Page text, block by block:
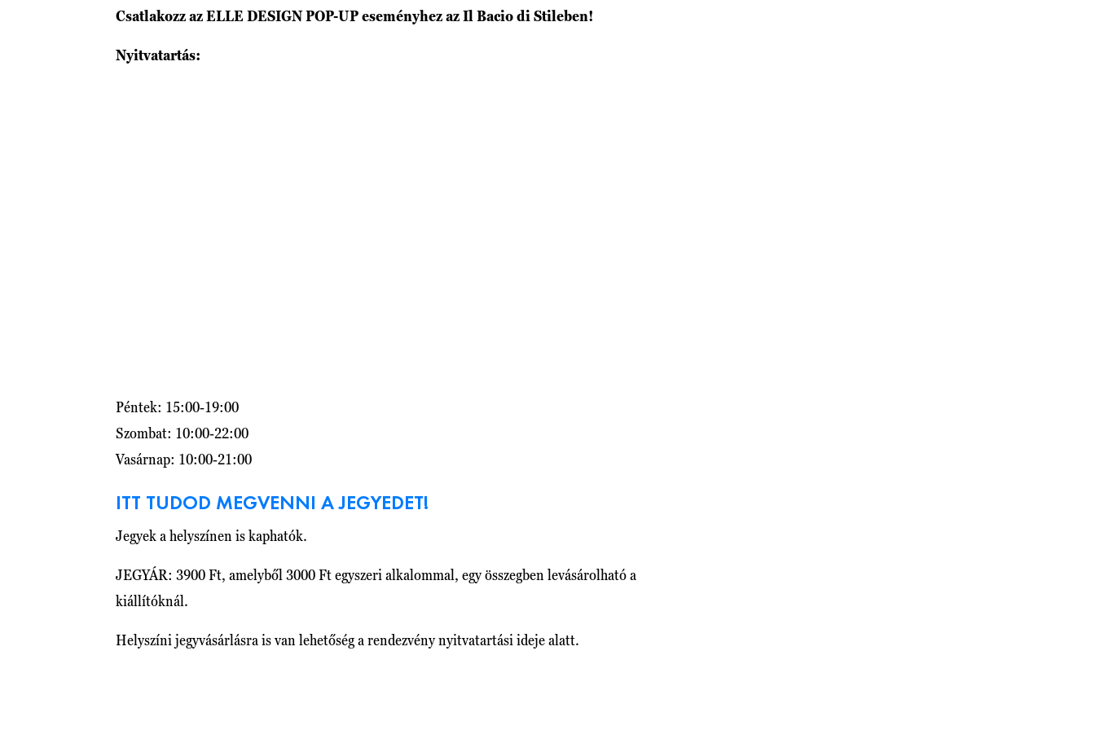
Csatlakozz az ELLE DESIGN POP-UP eseményhez az Il Bacio di Stileben!
Nyitvatartás:
Péntek: 15:00-19:00
Szombat: 10:00-22:00
Vasárnap: 10:00-21:00
ITT TUDOD MEGVENNI A JEGYEDET!
Jegyek a helyszínen is kaphatók.
JEGYÁR: 3900 Ft, amelyből 3000 Ft egyszeri alkalommal, egy összegben levásárolható a
kiállítóknál.
Helyszíni jegyvásárlásra is van lehetőség a rendezvény nyitvatartási ideje alatt.